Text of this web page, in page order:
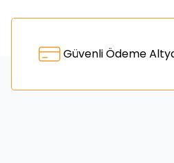
Ürün resmi kalitesiz, bozuk
Güvenli Ödeme